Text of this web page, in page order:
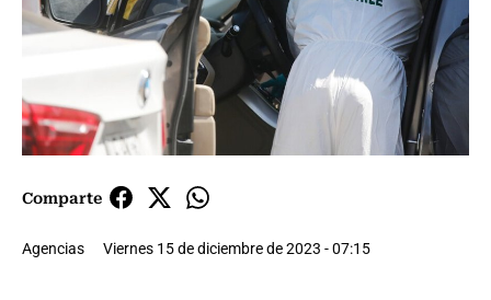
Comparte
Agencias Viernes 15 de diciembre de 2023 - 07:15